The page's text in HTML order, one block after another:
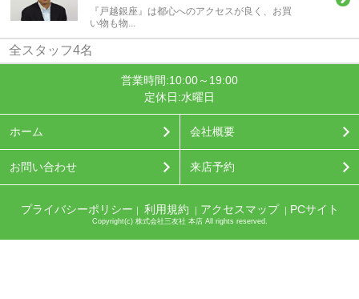
『戸越銀座』は都心へのアクセスが良く、お買
い物も物...
全スタッフ4名
営業時間:10:00～19:00
定休日:水曜日
ホーム 会社概要
お問い合わせ 来店予約
プライバシーポリシー 利用規約 アクセスマップ PCサイト
Copyright(c) 株式会社三友社 本店 All rights reserved.